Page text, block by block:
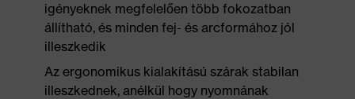
igényeknek megfelelően több fokozatban
állítható, és minden fej- és arcformához jól
illeszkedik
Az ergonomikus kialakítású szárak stabilan
illeszkednek, anélkül hogy nyomnának